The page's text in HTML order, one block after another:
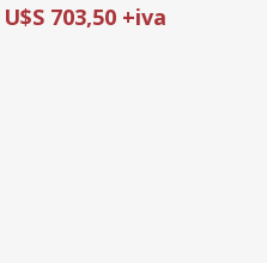
U$S 703,50 +iva